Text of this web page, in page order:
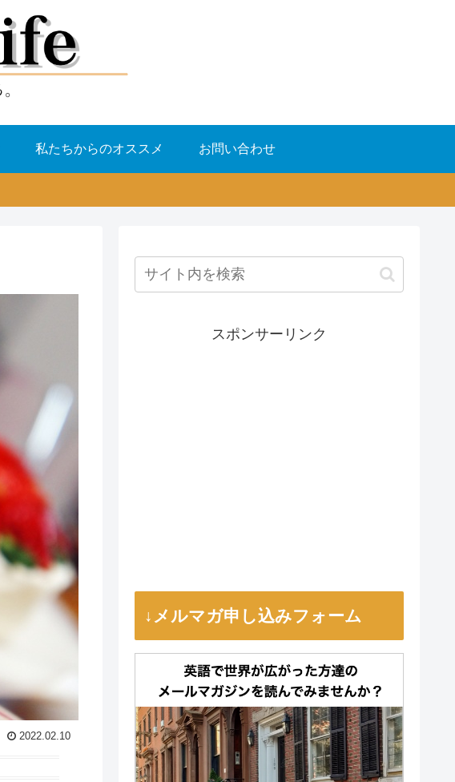
私たちからのオススメ お問い合わせ
2022.02.10
スポンサーリンク
↓メルマガ申し込みフォーム